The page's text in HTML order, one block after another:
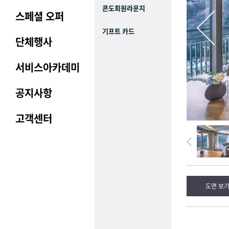
콘도회원라운지
기프트 카드
스페셜 오퍼
단체행사
서비스아카데미
공지사항
고객센터
도면 보기